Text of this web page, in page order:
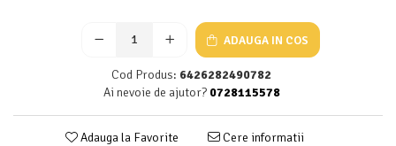
ADAUGA IN COS
Cod Produs: 6426282490782
Ai nevoie de ajutor? 0728115578
Adauga la Favorite Cere informatii